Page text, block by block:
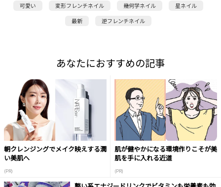
可愛い
変形フレンチネイル 幾何学ネイル
星ネイル
最新
逆フレンチネイル
あなたにおすすめの記事
朝クレンジングでメイク映えする潤
い美肌へ
(PR)
肌が健やかになる環境作りこそが美
肌を手に入れる近道
(PR)